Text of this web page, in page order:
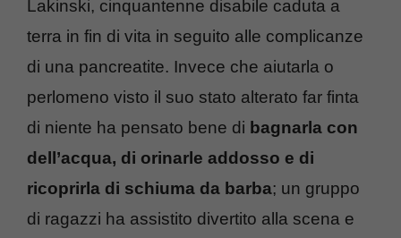
Lakinski, cinquantenne disabile caduta a
terra in fin di vita in seguito alle complicanze
di una pancreatite. Invece che aiutarla o
perlomeno visto il suo stato alterato far finta
di niente ha pensato bene di bagnarla con
dell’acqua, di orinarle addosso e di
ricoprirla di schiuma da barba; un gruppo
di ragazzi ha assistito divertito alla scena e